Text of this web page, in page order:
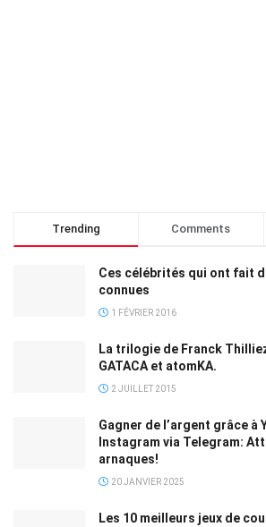
Trending Comments
Ces célébrités qui ont fait
connues
1 FÉVRIER 2016
La trilogie de Franck
GATACA et atomKA.
2 JUILLET 2015
Gagner de l’argent grâce à
Instagram via Telegram:
arnaques!
20 JANVIER 2025
Les 10 meilleurs jeux de